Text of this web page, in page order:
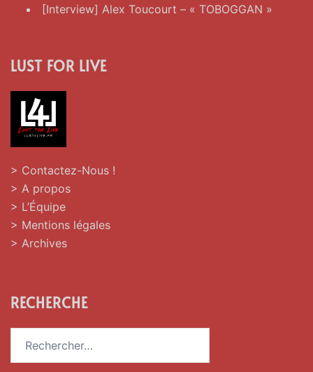
[Interview] Alex Toucourt – « TOBOGGAN »
LUST FOR LIVE
> Contactez-Nous !
> A propos
> L’Équipe
> Mentions légales
> Archives
RECHERCHE